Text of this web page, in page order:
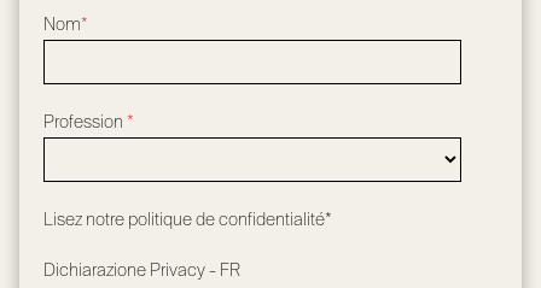
Nom*
Profession *
Lisez notre politique de confidentialité*
Dichiarazione Privacy - FR